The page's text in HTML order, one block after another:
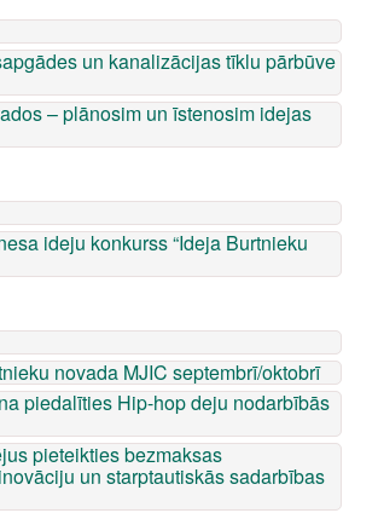
un kanalizācijas tīklu pārbūve
– plānosim un īstenosim idejas
ideju konkurss “Ideja Burtnieku
novada MJIC septembrī/oktobrī
piedalīties Hip-hop deju nodarbībās
pieteikties bezmaksas
un starptautiskās sadarbības